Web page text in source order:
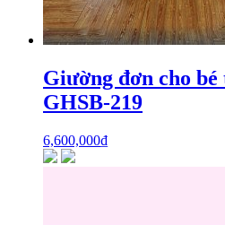
Giường đơn cho bé
GHSB-219
6,600,000₫